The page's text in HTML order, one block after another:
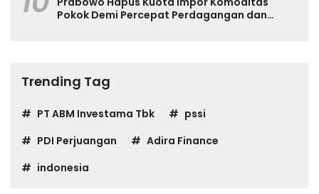
Pokok Demi Percepat Perdagangan dan
Trending Tag
PT ABM Investama Tbk
pssi
PDI Perjuangan
Adira Finance
indonesia